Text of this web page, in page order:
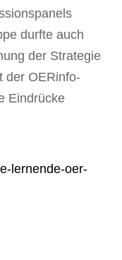
durfte auch
der Strategie
der OERinfo-
Eindrücke
lernende-oer-